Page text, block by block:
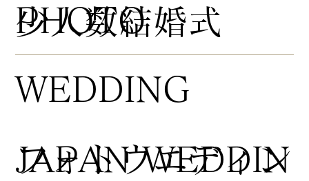
​少人数結婚式
​フォトウエディン
PHOTO
WEDDING
JAPAN WEDDIN